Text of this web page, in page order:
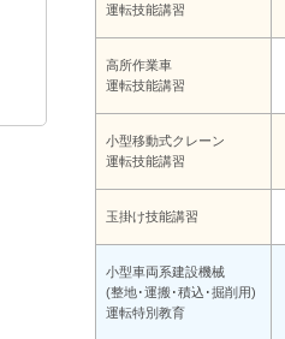
運転技能講習
高所作業車
運転技能講習
小型移動式クレーン
運転技能講習
玉掛け技能講習
小型車両系建設機械
(整地･運搬･積込･掘削用)
運転特別教育